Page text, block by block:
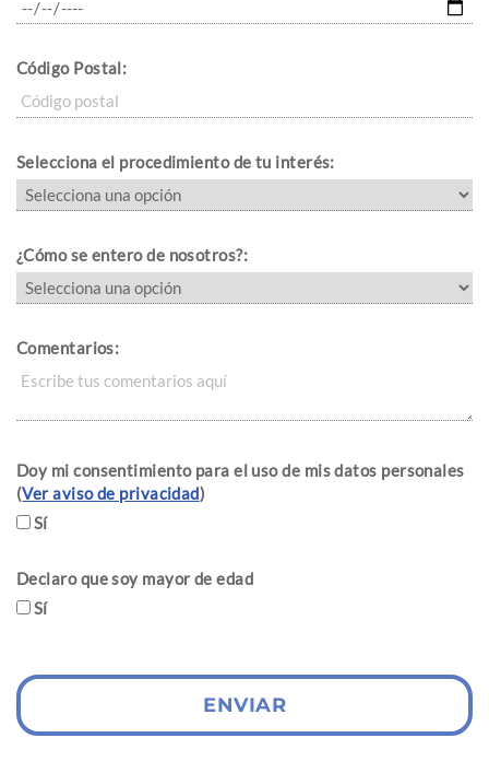
Código Postal:
Selecciona el procedimiento de tu interés:
¿Cómo se entero de nosotros?:
Comentarios:
Doy mi consentimiento para el uso de mis datos personales
(Ver aviso de privacidad)
Sí
Declaro que soy mayor de edad
Sí
ENVIAR